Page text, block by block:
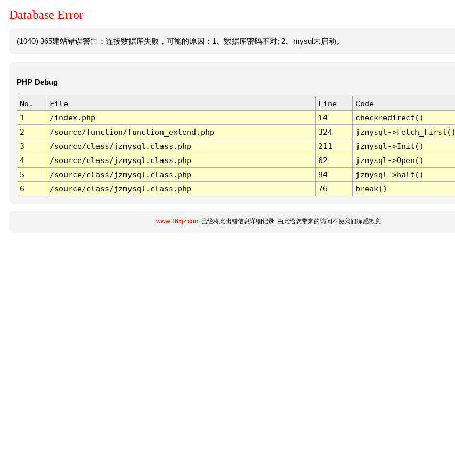
Database Error
(1040) 365建站错误警告：连接数据库失败，可能的原因：1、数据库密码不对; 2、mysql未启动。
PHP Debug
No. File Line
Code
1
/index.php 14
checkredirect()
2
/source/function/function_extend.php 324
jzmysql-
3
/source/class/jzmysql.class.php 211
jzmysql->Init()
4
/source/class/jzmysql.class.php 62
jzmysql->Open()
5
/source/class/jzmysql.class.php 94
jzmysql->halt()
6
/source/class/jzmysql.class.php 76 break()
www.365jz.com已经将此出错信息详细记录, 由此给您带来的访问不便我们深感歉意.